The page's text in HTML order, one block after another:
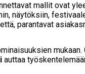
mallit ovat
näytöksiin,
parantavat
mukaan.
auttaa